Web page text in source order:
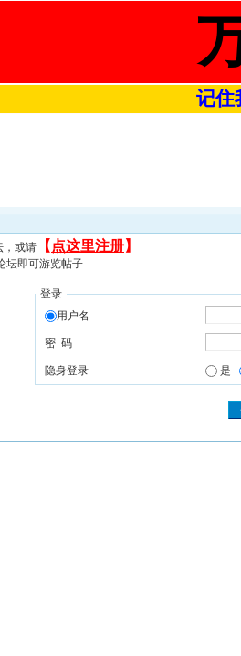
记住
，或请 【 点这里注册】
坛即可游览帖子
登录
用户名
密 码
隐身登录 是